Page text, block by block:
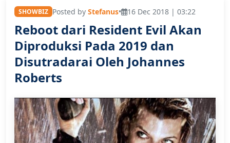
SHOWBIZ Posted by Stefanus• 16 Dec 2018 | 03:22
Reboot dari Resident Evil Akan
Diproduksi Pada 2019 dan
Disutradarai Oleh Johannes
Roberts